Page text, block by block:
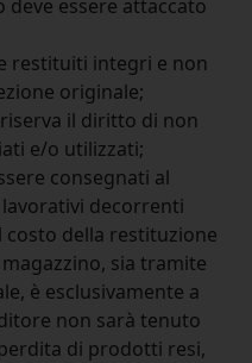
essere attaccato
restituiti integri e non
originale;
il diritto di non
e/o utilizzati;
consegnati al
decorrenti
costo della restituzione
sia tramite
è esclusivamente a
non sarà tenuto
di prodotti resi,